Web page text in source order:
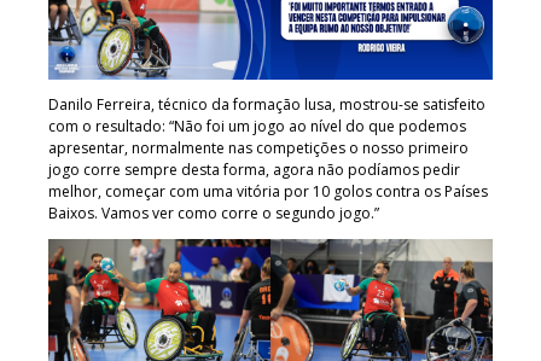
Danilo Ferreira, técnico da formação lusa, mostrou-se satisfeito
com o resultado: “Não foi um jogo ao nível do que podemos
apresentar, normalmente nas competições o nosso primeiro
jogo corre sempre desta forma, agora não podíamos pedir
melhor, começar com uma vitória por 10 golos contra os Países
Baixos. Vamos ver como corre o segundo jogo.”